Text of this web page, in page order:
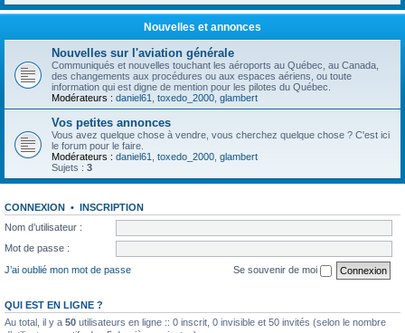
Nouvelles et annonces
Nouvelles sur l'aviation générale
Communiqués et nouvelles touchant les aéroports au Québec, au Canada,
des changements aux procédures ou aux espaces aériens, ou toute
information qui est digne de mention pour les pilotes du Québec.
Modérateurs : daniel61 toxedo_2000 glambert
Vos petites annonces
Vous avez quelque chose à vendre, vous cherchez quelque chose ? C'est ici
le forum pour le faire.
Modérateurs : daniel61 toxedo_2000 glambert
Sujets : 3
CONNEXION • INSCRIPTION
Nom d’utilisateur :
Mot de passe :
J’ai oublié mon mot de passe
Se souvenir de moi
QUI EST EN LIGNE ?
Au total, il y a 50 utilisateurs en ligne :: 0 inscrit, 0 invisible et 50 invités (selon le nombre